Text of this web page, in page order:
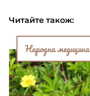
Читайте також:
Народна медицина